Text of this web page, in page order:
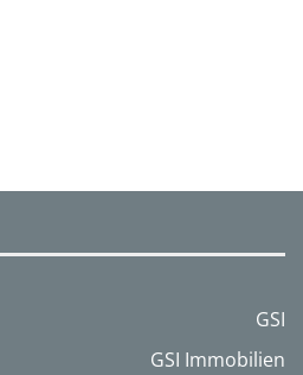
GSI
GSI Immobilien